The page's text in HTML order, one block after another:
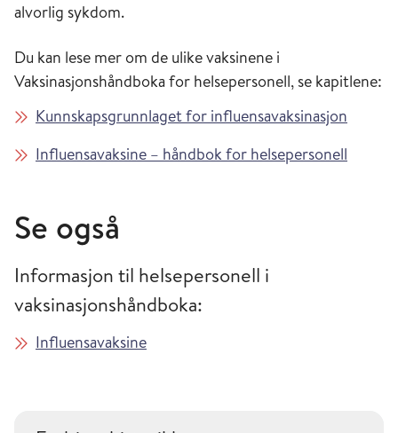
alvorlig sykdom.
Du kan lese mer om de ulike vaksinene i
Vaksinasjonshåndboka for helsepersonell, se kapitlene:
Kunnskapsgrunnlaget for influensavaksinasjon
Influensavaksine – håndbok for helsepersonell
Se også
Informasjon til helsepersonell i
vaksinasjonshåndboka:
Influensavaksine